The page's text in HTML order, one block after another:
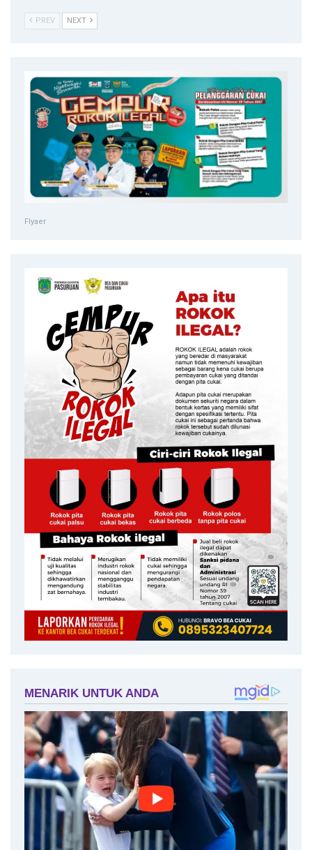
PREV NEXT
Flyaer